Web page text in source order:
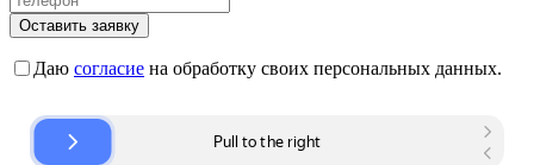
Оставить заявку
Даю согласие на обработку своих персональных данных.